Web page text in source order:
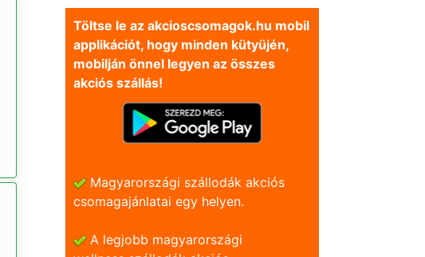
Töltse le az akcioscsomagok.hu mobil
applikációt, hogy minden kütyüjén,
mobilján önnel legyen az összes
akciós szállás!
Magyarországi szállodák akciós
csomagajánlatai egy helyen.
A legjobb magyarországi